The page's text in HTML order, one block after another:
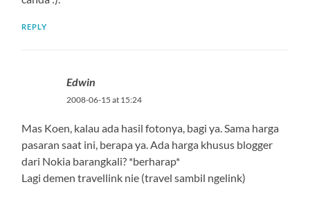
REPLY
Edwin
2008-06-15 at 15:24
Mas Koen, kalau ada hasil fotonya, bagi ya. Sama harga
pasaran saat ini, berapa ya. Ada harga khusus blogger
dari Nokia barangkali? *berharap*
Lagi demen travellink nie (travel sambil ngelink)